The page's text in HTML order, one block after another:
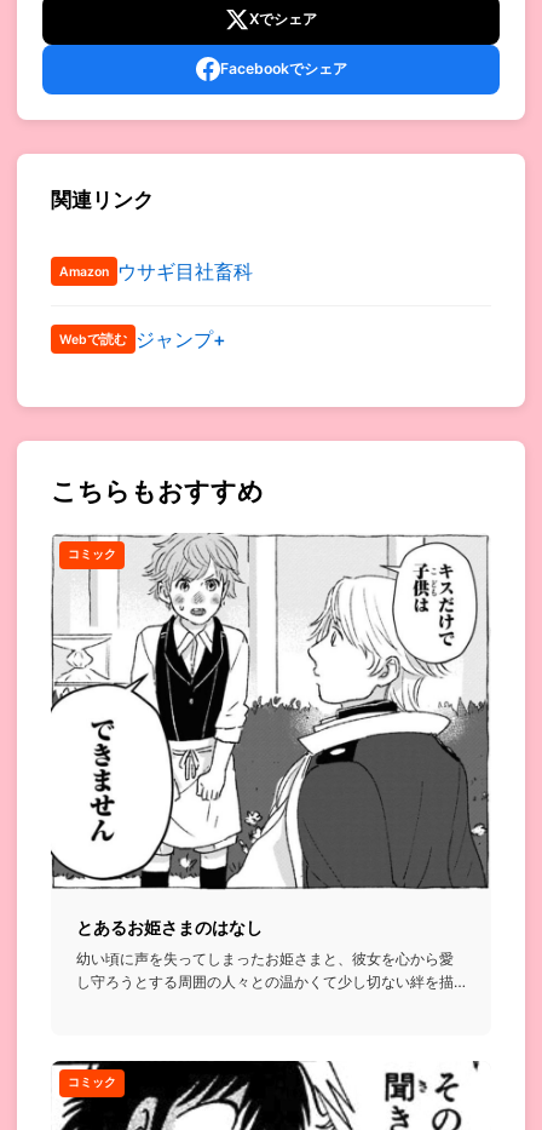
Xでシェア
Facebookでシェア
関連リンク
Amazon ウサギ目社畜科
Webで読む ジャンプ+
こちらもおすすめ
コミック
とあるお姫さまのはなし
幼い頃に声を失ってしまったお姫さまと、彼女を心から愛
し守ろうとする周囲の人々との温かくて少し切ない絆を描
コミック